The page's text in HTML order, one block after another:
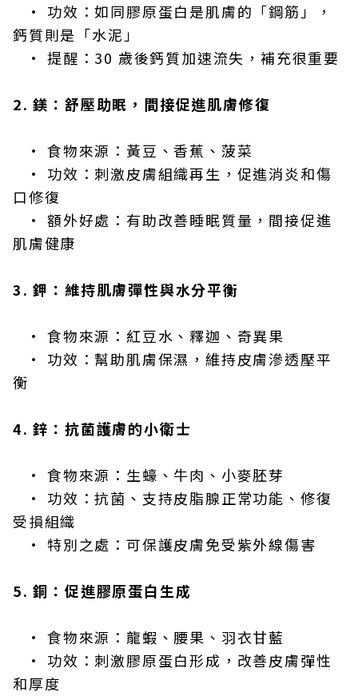
• 功效：如同膠原蛋白是肌膚的「鋼筋」，
鈣質則是「水泥」
• 提醒：30 歲後鈣質加速流失，補充很重要
2. 鎂：舒壓助眠，間接促進肌膚修復
• 食物來源：黃豆、香蕉、菠菜
• 功效：刺激皮膚組織再生，促進消炎和傷
口修復
• 額外好處：有助改善睡眠質量，間接促進
肌膚健康
3. 鉀：維持肌膚彈性與水分平衡
• 食物來源：紅豆水、釋迦、奇異果
• 功效：幫助肌膚保濕，維持皮膚滲透壓平
衡
4. 鋅：抗菌護膚的小衛士
• 食物來源：生蠔、牛肉、小麥胚芽
• 功效：抗菌、支持皮脂腺正常功能、修復
受損組織
• 特別之處：可保護皮膚免受紫外線傷害
5. 銅：促進膠原蛋白生成
• 食物來源：龍蝦、腰果、羽衣甘藍
• 功效：刺激膠原蛋白形成，改善皮膚彈性
和厚度